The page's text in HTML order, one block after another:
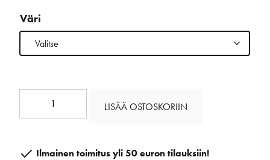
Väri
määrä
LISÄÄ OSTOSKORIIN
Ilmainen toimitus yli 50 euron tilauksiin!